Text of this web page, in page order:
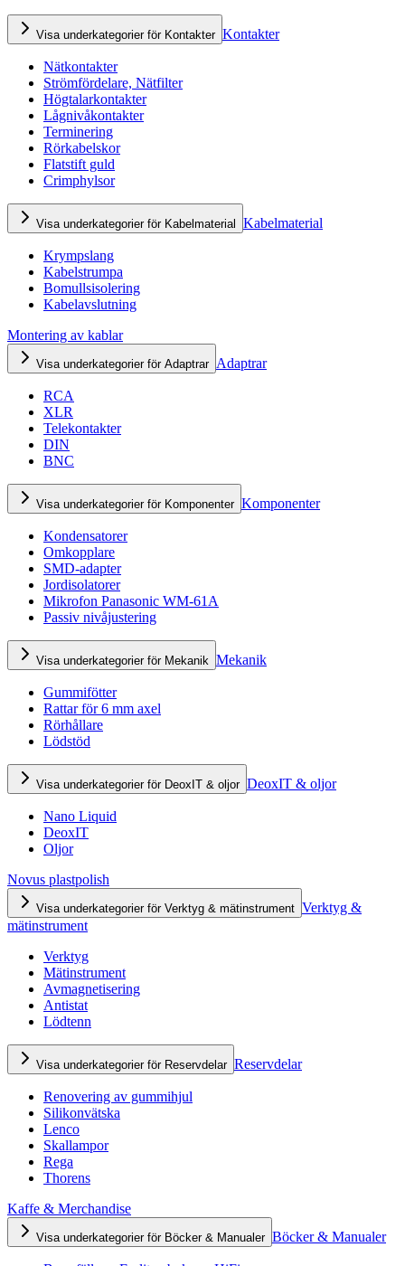
Visa underkategorier för Kontakter Kontakter
Nätkontakter
Strömfördelare, Nätfilter
Högtalarkontakter
Lågnivåkontakter
Terminering
Rörkabelskor
Flatstift guld
Crimphylsor
Visa underkategorier för Kabelmaterial Kabelmaterial
Krympslang
Kabelstrumpa
Bomullsisolering
Kabelavslutning
Montering av kablar
Visa underkategorier för Adaptrar Adaptrar
RCA
XLR
Telekontakter
DIN
BNC
Visa underkategorier för Komponenter Komponenter
Kondensatorer
Omkopplare
SMD-adapter
Jordisolatorer
Mikrofon Panasonic WM-61A
Passiv nivåjustering
Visa underkategorier för Mekanik Mekanik
Gummifötter
Rattar för 6 mm axel
Rörhållare
Lödstöd
Visa underkategorier för DeoxIT & oljor DeoxIT & oljor
Nano Liquid
DeoxIT
Oljor
Novus plastpolish
Visa underkategorier för Verktyg & mätinstrument Verktyg &
mätinstrument
Verktyg
Mätinstrument
Avmagnetisering
Antistat
Lödtenn
Visa underkategorier för Reservdelar Reservdelar
Renovering av gummihjul
Silikonvätska
Lenco
Skallampor
Rega
Thorens
Kaffe & Merchandise
Visa underkategorier för Böcker & Manualer Böcker & Manualer